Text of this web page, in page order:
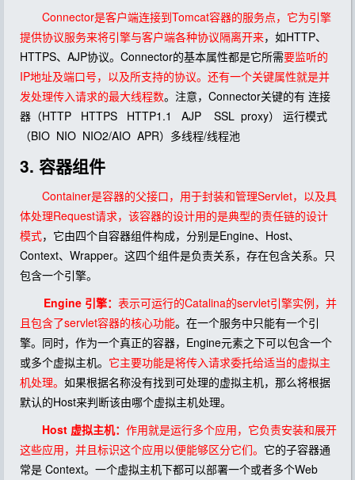
Connector是客户端连接到Tomcat容器的服务点，它为引擎
提供协议服务来将引擎与客户端各种协议隔离开来，如HTTP、
HTTPS、AJP协议。 Connector的基本属性都是它所需要监听的
IP地址及端口号，以及所支持的协议。还有一个关键属性就是并
发处理传入请求的最大线程数。注意，Connector关键的有 连接
器（HTTP HTTPS HTTP1.1 AJP SSL proxy） 运行模式
（BIO NIO NIO2/AIO APR）多线程/线程池
3. 容器组件
Container是容器的父接口，用于封装和管理Servlet，以及具
体处理Request请求，该容器的设计用的是典型的责任链的设计
模式，它由四个自容器组件构成，分别是Engine、Host、
Context、Wrapper。这四个组件是负责关系，存在包含关系。只
包含一个引擎。
Engine 引擎： 表示可运行的Catalina的servlet引擎实例，并
且包含了servlet容器的核心功能。在一个服务中只能有一个引
擎。同时，作为一个真正的容器，Engine元素之下可以包含一个
或多个虚拟主机。 它主要功能是将传入请求委托给适当的虚拟主
机处理。 如果根据名称没有找到可处理的虚拟主机，那么将根据
默认的Host来判断该由哪个虚拟主机处理。
Host 虚拟主机： 作用就是运行多个应用，它负责安装和展开
这些应用，并且标识这个应用以便能够区分它们。 它的子容器通
常是 Context。一个虚拟主机下都可以部署一个或者多个Web